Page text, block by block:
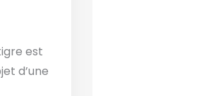
est
d’une